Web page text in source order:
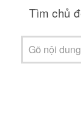
Tìm chủ